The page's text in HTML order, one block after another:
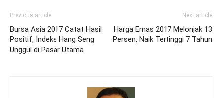
Previous article
Bursa Asia 2017 Catat Hasil
Positif, Indeks Hang Seng
Unggul di Pasar Utama
Next article
Harga Emas 2017 Melonjak 13
Persen, Naik Tertinggi 7 Tahun